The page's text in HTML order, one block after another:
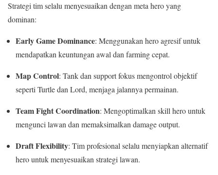
Strategi tim selalu menyesuaikan dengan meta hero yang
dominan:
Early Game Dominance: Menggunakan hero agresif untuk
mendapatkan keuntungan awal dan farming cepat.
Map Control: Tank dan support fokus mengontrol objektif
seperti Turtle dan Lord, menjaga jalannya permainan.
Team Fight Coordination: Mengoptimalkan skill hero untuk
mengunci lawan dan memaksimalkan damage output.
Draft Flexibility: Tim profesional selalu menyiapkan alternatif
hero untuk menyesuaikan strategi lawan.